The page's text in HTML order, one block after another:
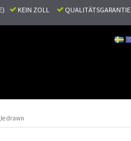
KEIN ZOLL QUALITÄTSGARANTIE
drawn